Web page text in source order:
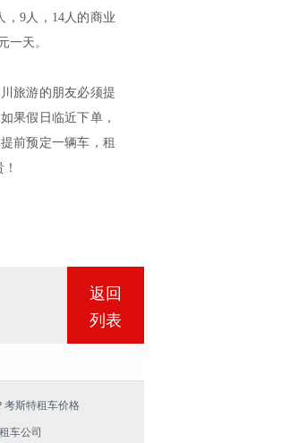
，9人，14人的商业
一天。
旅游的朋友必须提
果假日临近下单，
前预定一辆车，租
返回
列表
考斯特租车价格
车公司